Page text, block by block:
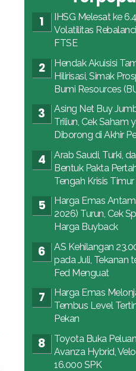
IHSG Melesat ke
Volatilitas
FTSE
Hendak Akuisisi
Hilirisasi, Simak
Bumi Resources
Asing Net Buy
Triliun, Cek Saham
Diborong di Akhir
Arab Saudi, Turki,
Bentuk Pakta
Tengah Krisis
Harga Emas
2026) Turun, Cek
Harga Buyback
AS Kehilangan
pada Juli, Tekanan
Fed Menguat
Harga Emas
Tembus Level
Pekan
Toyota Buka
Avanza Hybrid,
16.000 SPK